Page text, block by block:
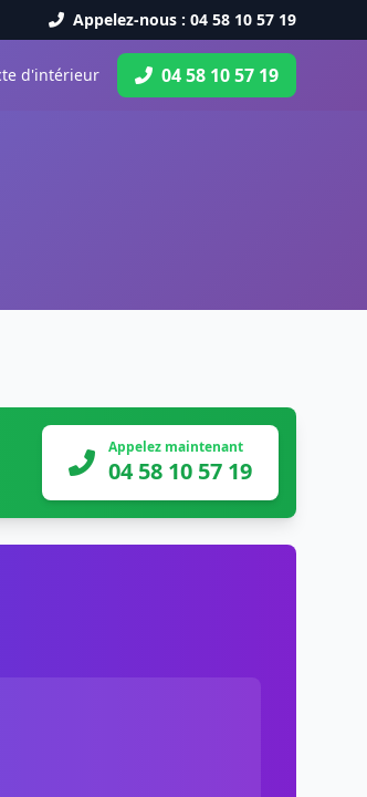
Appelez-nous : 04 58 10 57 19
d'intérieur 04 58 10 57 19
Appelez maintenant
04 58 10 57 19